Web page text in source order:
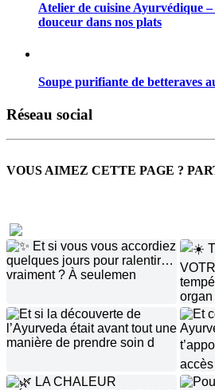
Atelier de cuisine Ayurvédique –
douceur dans nos plats
Soupe purifiante de betteraves
Réseau social
VOUS AIMEZ CETTE PAGE ?